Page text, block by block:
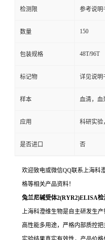
检测限 参考说明
数量 150
包装规格 48T/96T
标记物 详见说明
样本 血清，血
应用 科研实验
是否进口 否
欢迎致电或微信QQ联系上海科
格等相关产品资料！
兔兰尼碱受体2(RYR2)ELISA
上海科澄维生物是自主研发生
高性能多用途，严格内部质控